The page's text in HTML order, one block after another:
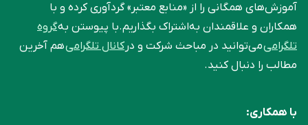
آموزش‌های همگانی را از «منابع معتبر» گردآوری کرده و با
همکاران و علاقمندان به‌اشتراک بگذاریم.با پیوستن بهگروه
تلگرامیمی‌توانید در مباحث شرکت و درکانال تلگرامیهم آخرین
مطالب را دنبال کنید.
با همکاری: